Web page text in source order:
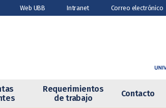
Web UBB Intranet Correo electrónico
Requerimientos
de trabajo
Contacto
Preguntas
Requerimientos